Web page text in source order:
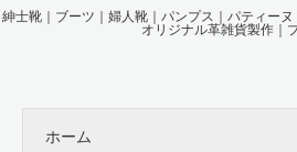
紳士靴｜ブーツ｜婦人靴｜パンプス｜パティー
オリジナル革雑貨製作｜
ホーム